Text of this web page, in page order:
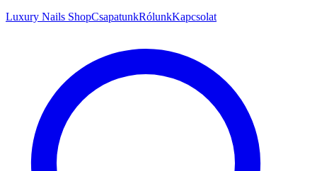
Luxury Nails ShopCsapatunkRólunkKapcsolat